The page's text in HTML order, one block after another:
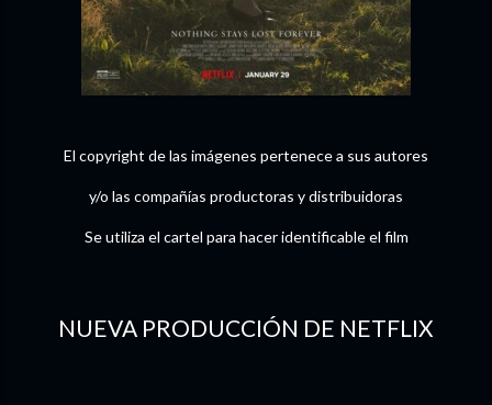
El copyright de las imágenes pertenece a sus autores
y/o las compañías productoras y distribuidoras
Se utiliza el cartel para hacer identificable el film
NUEVA PRODUCCIÓN DE NETFLIX